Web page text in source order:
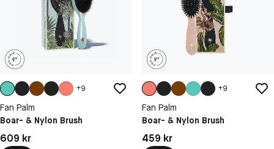
+9
Fan Palm
Boar- & Nylon Brush
Pris: 609 kr
609 kr
+9
Fan Palm
Boar- & Nylon Brush
Pris: 459 kr
459 kr